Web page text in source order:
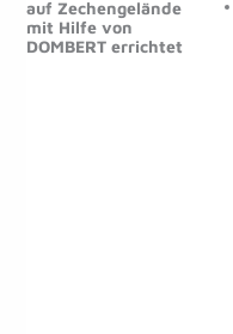
auf Zechengelände
mit Hilfe von
DOMBERT errichtet